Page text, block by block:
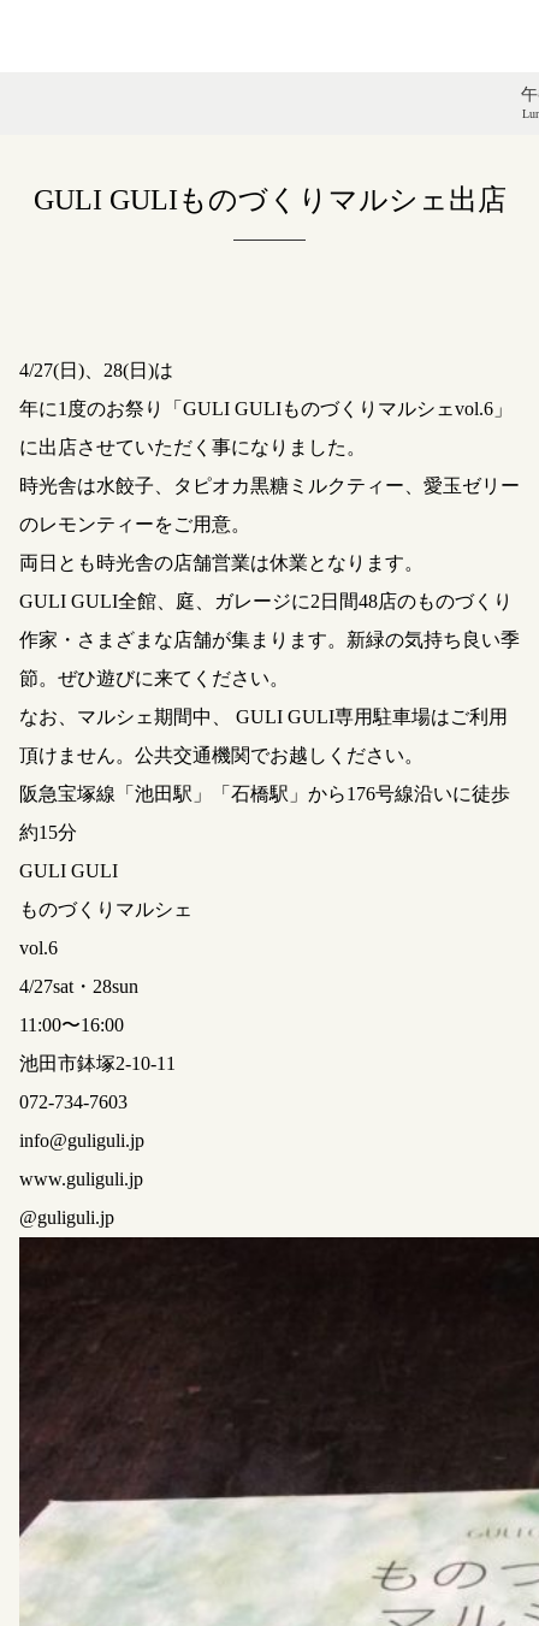
GULI GULIものづくりマルシェ出店
4/27(日)、28(日)は
年に1度のお祭り「GULI GULIものづくりマルシェvol.6」
に出店させていただく事になりました。
時光舎は水餃子、タピオカ黒糖ミルクティー、愛玉ゼリー
のレモンティーをご用意。
両日とも時光舎の店舗営業は休業となります。
GULI GULI全館、庭、ガレージに2日間48店のものづくり
作家・さまざまな店舗が集まります。新緑の気持ち良い季
節。ぜひ遊びに来てください。
なお、マルシェ期間中、 GULI GULI専用駐車場はご利用
頂けません。公共交通機関でお越しください。
阪急宝塚線「池田駅」「石橋駅」から176号線沿いに徒歩
約15分
GULI GULI
ものづくりマルシェ
vol.6
4/27sat・28sun
11:00〜16:00
池田市鉢塚2-10-11
072-734-7603
info@guliguli.jp
www.guliguli.jp
@guliguli.jp